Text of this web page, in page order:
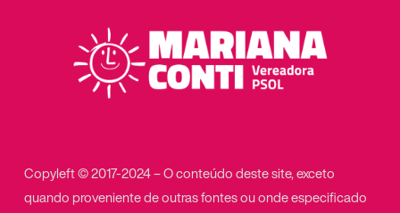
Copyleft © 2017-2024 – O conteúdo deste site, exceto
quando proveniente de outras fontes ou onde especificado